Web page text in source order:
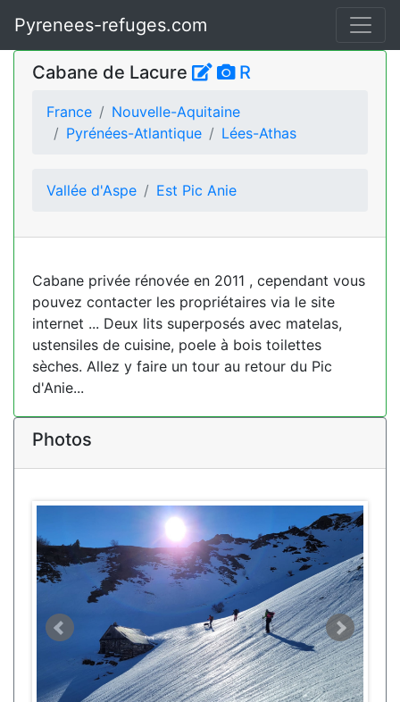
Pyrenees-refuges.com
Cabane de Lacure R
France
Nouvelle-Aquitaine
Pyrénées-Atlantique
Lées-Athas
Vallée d'Aspe Est Pic Anie
Cabane privée rénovée en 2011 , cependant vous
pouvez contacter les propriétaires via le site
internet ... Deux lits superposés avec matelas,
ustensiles de cuisine, poele à bois toilettes
sèches. Allez y faire un tour au retour du Pic
d'Anie...
Photos